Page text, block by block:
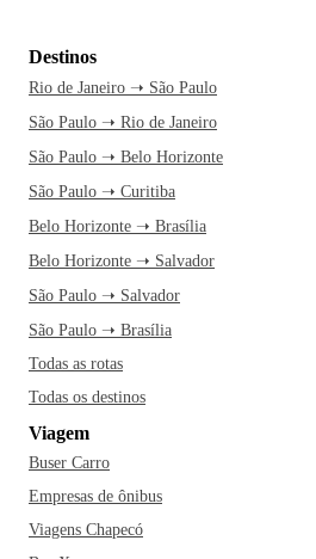
Destinos
Rio de Janeiro ➝ São Paulo
São Paulo ➝ Rio de Janeiro
São Paulo ➝ Belo Horizonte
São Paulo ➝ Curitiba
Belo Horizonte ➝ Brasília
Belo Horizonte ➝ Salvador
São Paulo ➝ Salvador
São Paulo ➝ Brasília
Todas as rotas
Todas os destinos
Viagem
Buser Carro
Empresas de ônibus
Viagens Chapecó